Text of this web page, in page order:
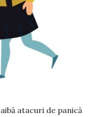
atacuri de panică